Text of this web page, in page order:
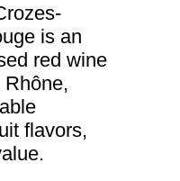
is an
red wine
flavors,